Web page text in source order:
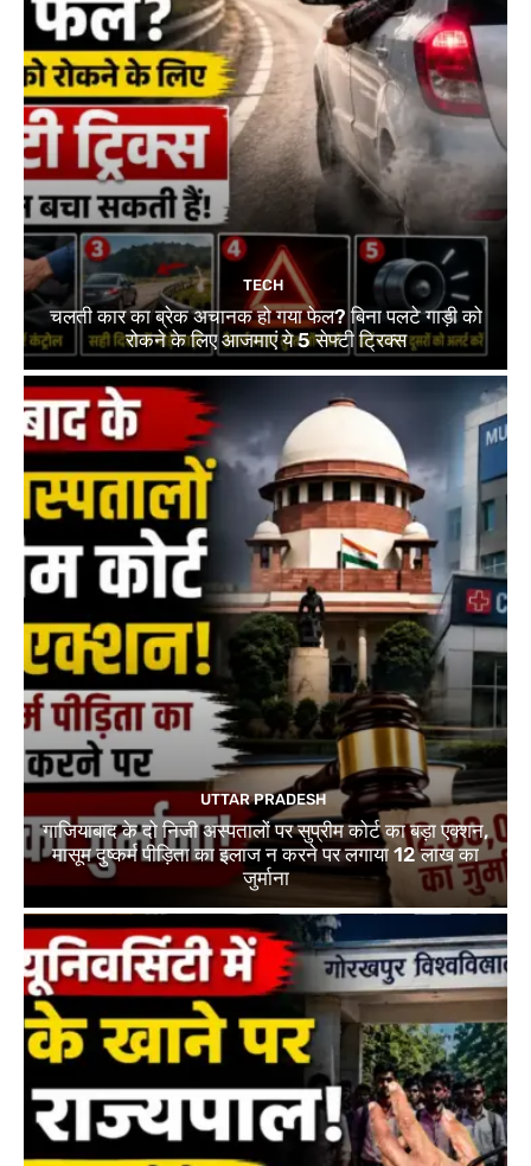
TECH
चलती कार का ब्रेक अचानक हो गया फेल? बिना पलटे गाड़ी को
रोकने के लिए आजमाएं ये 5 सेफ्टी ट्रिक्स
UTTAR PRADESH
गाजियाबाद के दो निजी अस्पतालों पर सुप्रीम कोर्ट का बड़ा एक्शन,
मासूम दुष्कर्म पीड़िता का इलाज न करने पर लगाया 12 लाख का
जुर्माना